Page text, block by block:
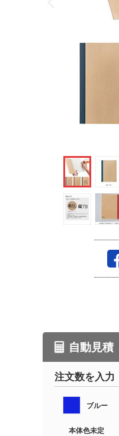
自動見積
注文数を入力
ブルー
本体色未定